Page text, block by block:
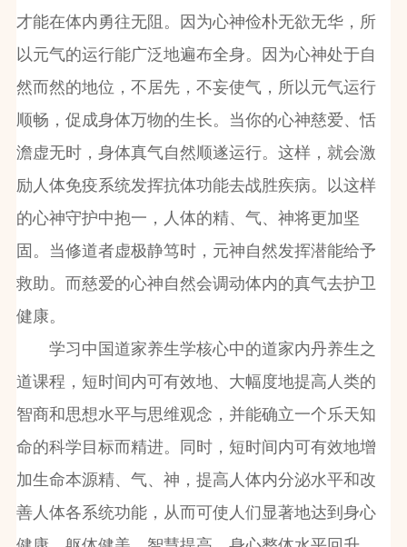
才能在体内勇往无阻。因为心神俭朴无欲无华，所
以元气的运行能广泛地遍布全身。因为心神处于自
然而然的地位，不居先，不妄使气，所以元气运行
顺畅，促成身体万物的生长。当你的心神慈爱、恬
澹虚无时，身体真气自然顺遂运行。这样，就会激
励人体免疫系统发挥抗体功能去战胜疾病。以这样
的心神守护中抱一，人体的精、气、神将更加坚
固。当修道者虚极静笃时，元神自然发挥潜能给予
救助。而慈爱的心神自然会调动体内的真气去护卫
健康。
学习中国道家养生学核心中的道家内丹养生之
道课程，短时间内可有效地、大幅度地提高人类的
智商和思想水平与思维观念，并能确立一个乐天知
命的科学目标而精进。同时，短时间内可有效地增
加生命本源精、气、神，提高人体内分泌水平和改
善人体各系统功能，从而可使人们显著地达到身心